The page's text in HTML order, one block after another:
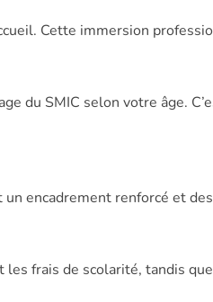
Cette immersion
du SMIC selon votre âge.
encadrement renforcé et
frais de scolarité, tandis